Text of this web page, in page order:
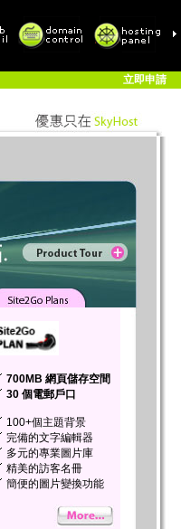
立即申請
700MB 網頁儲存空間
30 個電郵戶口
100+個主題背景
完備的文字編輯器
多元的專業圖片庫
精美的訪客名冊
簡便的圖片變換功能